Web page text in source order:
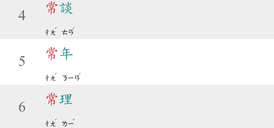
4
常談
ㄔㄤ
ˊ
ㄊㄢ
ˊ
5
常年
ㄔㄤ
ˊ
ㄋㄧㄢ
ˊ
6
常理
ㄔㄤ
ˊ
ㄌㄧ
ˇ